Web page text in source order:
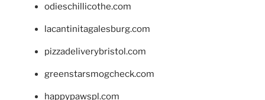
odieschillicothe.com
lacantinitagalesburg.com
pizzadeliverybristol.com
greenstarsmogcheck.com
happypawspl.com